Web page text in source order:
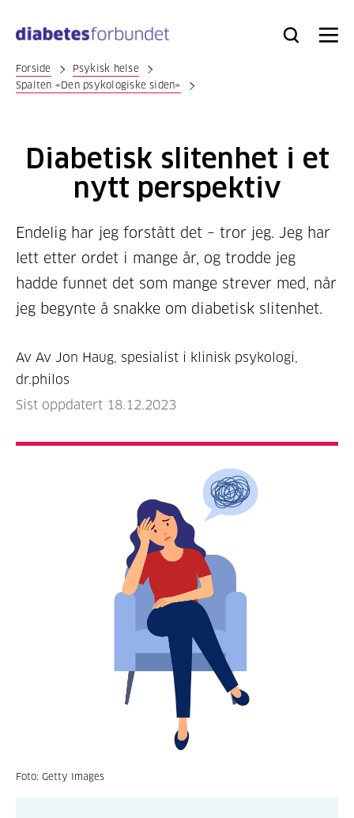
hovedinnhold
Bli
Logg
Søk Meny
Forside
Psykisk helse
Spalten «Den psykologiske siden»
Diabetisk slitenhet i et
nytt perspektiv
Endelig har jeg forstått det – tror jeg. Jeg har
lett etter ordet i mange år, og trodde jeg
hadde funnet det som mange strever med, når
jeg begynte å snakke om diabetisk slitenhet.
Av Av Jon Haug, spesialist i klinisk psykologi,
dr.philos
Sist oppdatert 18.12.2023
Foto: Getty Images